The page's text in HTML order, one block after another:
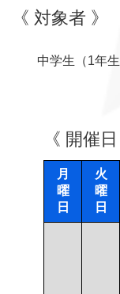
《 対象者 》
中学生（1年生
《 開催
月
曜
日
火
曜
日